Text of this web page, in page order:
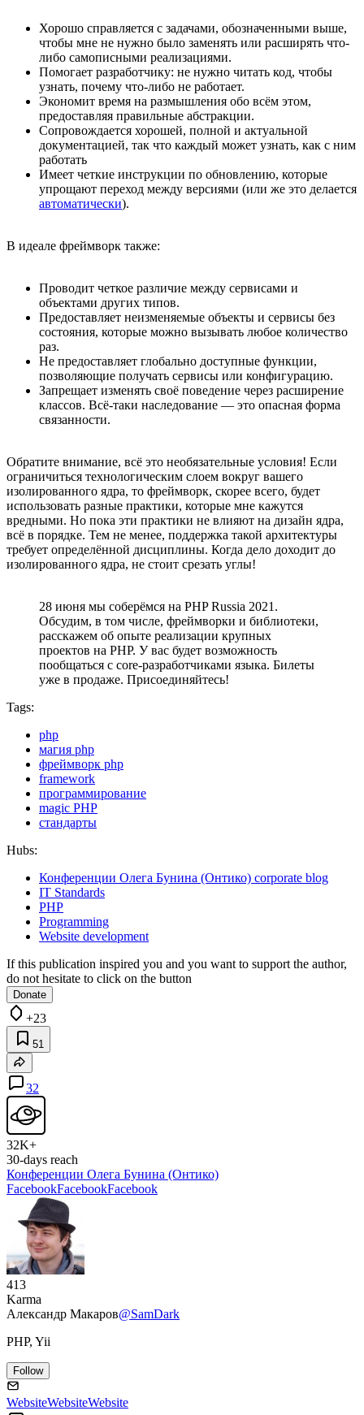
Хорошо справляется с задачами, обозначенными выше,
чтобы мне не нужно было заменять или расширять что-
либо самописными реализациями.
Помогает разработчику: не нужно читать код, чтобы
узнать, почему что-либо не работает.
Экономит время на размышления обо всём этом,
предоставляя правильные абстракции.
Сопровождается хорошей, полной и актуальной
документацией, так что каждый может узнать, как с ним
работать
Имеет четкие инструкции по обновлению, которые
упрощают переход между версиями (или же это делается
автоматически).
В идеале фреймворк также:
Проводит четкое различие между сервисами и
объектами других типов.
Предоставляет неизменяемые объекты и сервисы без
состояния, которые можно вызывать любое количество
раз.
Не предоставляет глобально доступные функции,
позволяющие получать сервисы или конфигурацию.
Запрещает изменять своё поведение через расширение
классов. Всё-таки наследование — это опасная форма
связанности.
Обратите внимание, всё это необязательные условия! Если
ограничиться технологическим слоем вокруг вашего
изолированного ядра, то фреймворк, скорее всего, будет
использовать разные практики, которые мне кажутся
вредными. Но пока эти практики не влияют на дизайн ядра,
всё в порядке. Тем не менее, поддержка такой архитектуры
требует определённой дисциплины. Когда дело доходит до
изолированного ядра, не стоит срезать углы!
28 июня мы соберёмся на PHP Russia 2021.
Обсудим, в том числе, фреймворки и библиотеки,
расскажем об опыте реализации крупных
проектов на PHP. У вас будет возможность
пообщаться с core-разработчиками языка. Билеты
уже в продаже. Присоединяйтесь!
Tags:
php
магия php
фреймворк php
framework
программирование
magic PHP
стандарты
Hubs:
Конференции Олега Бунина (Онтико) corporate blog
IT Standards
PHP
Programming
Website development
If this publication inspired you and you want to support the author,
do not hesitate to click on the button
Donate
+23
51
32
32K+
30-days reach
Конференции Олега Бунина (Онтико)
FacebookFacebookFacebook
413
Karma
Александр Макаров@SamDark
PHP, Yii
Follow
WebsiteWebsiteWebsite